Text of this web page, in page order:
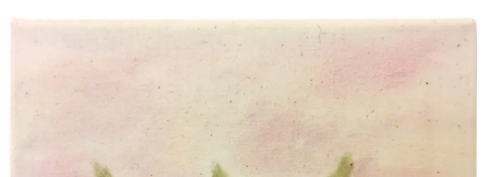
Näyttelyt
Levyt
Kuvataide
In English